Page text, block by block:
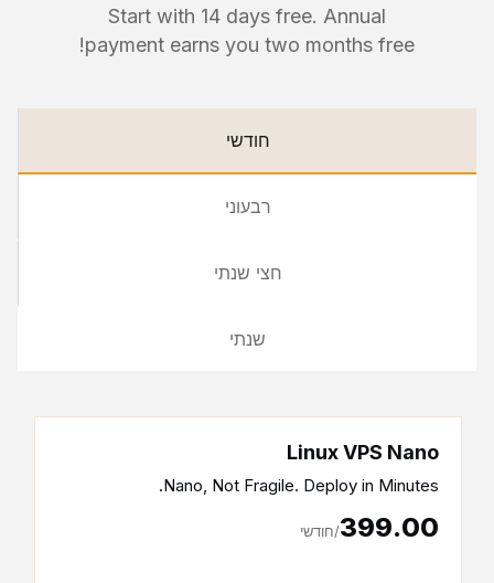
Start with 14 days free. Annual
payment earns you two months free!
חודשי
רבעוני
חצי שנתי
שנתי
Linux VPS Nano
Nano, Not Fragile. Deploy in Minutes.
₹399.00/חודשי